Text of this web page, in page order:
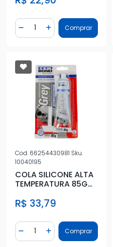
Diminuir Quantidade
Quantidade
Adicionar Quantidade
Comprar
Cod. 66254430981 Sku.
10040195
COLA SILICONE ALTA
TEMPERATURA 85G
R$ 33,79
Diminuir Quantidade
Quantidade
Adicionar Quantidade
Comprar